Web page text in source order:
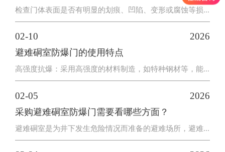
检查门体表面是否有明显的划痕、凹陷、变形或腐蚀等损...
02-10 2026
避难硐室防爆门的使用特点
高强度抗爆：采用高强度的材料制造，如特种钢材等，能...
02-05 2026
采购避难硐室防爆门需要看哪些方面？
避难硐室是为井下发生危险情况而准备的避难场所，避难...